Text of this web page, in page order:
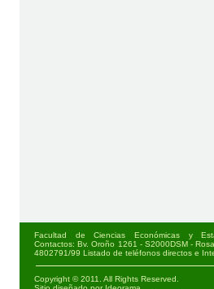
Facultad de Ciencias Económicas y
Contactos: Bv. Oroño 1261 - S2000DSM -
4802791/99 Listado de teléfonos directos e
Copyright © 2011. All Rights Reserved.